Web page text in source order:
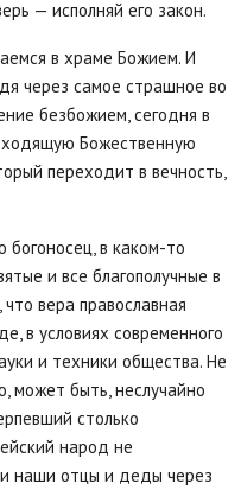
— исполняй его закон.
в храме Божием. И
через самое страшное во
безбожием, сегодня в
Божественную
переходит в вечность,
в каком-то
и все благополучные в
вера православная
в условиях современного
и техники общества. Не
может быть, неслучайно
столько
народ не
наши отцы и деды через